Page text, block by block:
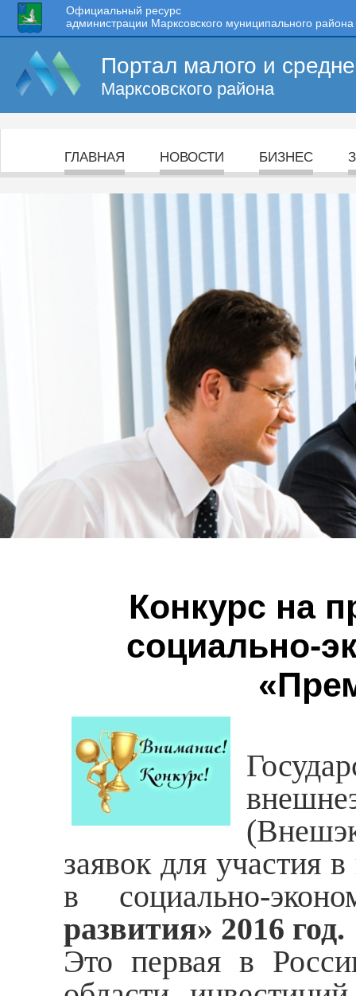
Официальный ресурс
администрации Марксовского муниципального района
Портал малого и
Марксовского района
ГЛАВНАЯ НОВОСТИ БИЗНЕС
Конкурс на
социально-
заявок для участия
в социально-
развития» 2016 год.
Это первая в